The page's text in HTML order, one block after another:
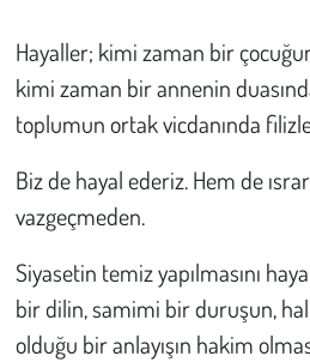
Hayaller; kimi zaman bir
kimi zaman bir annenin
toplumun ortak vicdanında
Biz de hayal ederiz. Hem de
vazgeçmeden.
Siyasetin temiz yapılmasını
bir dilin, samimi bir duruşun,
olduğu bir anlayışın hakim
Vefat İlanları
Hukuk
Tarım
Son Dakika